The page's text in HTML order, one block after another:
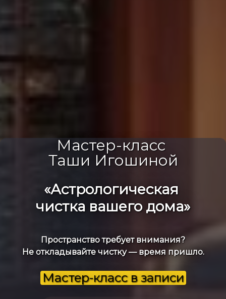
Мастер-класс
Таши Игошиной
«Астрологическая
чистка вашего дома»
Пространство требует внимания?
Не откладывайте чистку — время пришло.
Мастер-класс в записи